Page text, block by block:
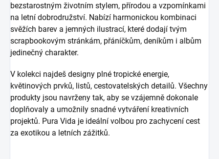
bezstarostným životním stylem, přírodou a vzpomínkami
na letní dobrodružství. Nabízí harmonickou kombinaci
svěžích barev a jemných ilustrací, které dodají tvým
scrapbookovým stránkám, přáníčkům, deníkům i albům
jedinečný charakter.
V kolekci najdeš designy plné tropické energie,
květinových prvků, listů, cestovatelských detailů. Všechny
produkty jsou navrženy tak, aby se vzájemně dokonale
doplňovaly a umožnily snadné vytváření kreativních
projektů. Pura Vida je ideální volbou pro zachycení cest
za exotikou a letních zážitků.